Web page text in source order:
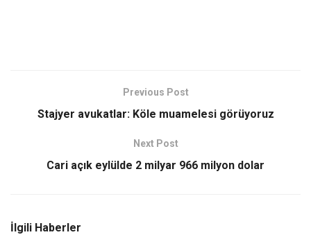
Previous Post
Stajyer avukatlar: Köle muamelesi görüyoruz
Next Post
Cari açık eylülde 2 milyar 966 milyon dolar
İlgili Haberler